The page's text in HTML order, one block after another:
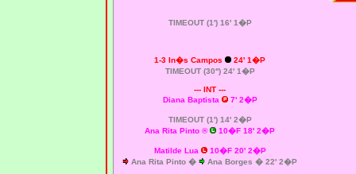
TIMEOUT (1') 16' 1�P
1-3 In�s Campos
24' 1�P
TIMEOUT (30'') 24' 1�P
--- INT ---
Diana Baptista
7' 2�P
TIMEOUT (1') 14' 2�P
Ana Rita Pinto ®
10�F 18' 2�P
Matilde Lua
10�F 20' 2�P
Ana Rita Pinto �
Ana Borges � 22' 2�P